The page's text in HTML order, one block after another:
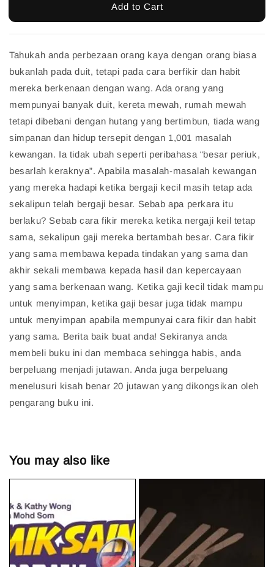
Add to Cart
Tahukah anda perbezaan orang kaya dengan orang biasa
bukanlah pada duit, tetapi pada cara berfikir dan habit
mereka berkenaan dengan wang. Ada orang yang
mempunyai banyak duit, kereta mewah, rumah mewah
tetapi dibebani dengan hutang yang bertimbun, tiada wang
simpanan dan hidup tersepit dengan 1,001 masalah
kewangan. Ia tidak ubah seperti peribahasa “besar periuk,
besarlah keraknya”. Apabila masalah-masalah kewangan
yang mereka hadapi ketika bergaji kecil masih tetap ada
sekalipun telah bergaji besar. Sebab apa perkara itu
berlaku? Sebab cara fikir mereka ketika nergaji keil tetap
sama, sekalipun gaji mereka bertambah besar. Cara fikir
yang sama membawa kepada tindakan yang sama dan
akhir sekali membawa kepada hasil dan kepercayaan
yang sama berkenaan wang. Ketika gaji kecil tidak mampu
untuk menyimpan, ketika gaji besar juga tidak mampu
untuk menyimpan apabila mempunyai cara fikir dan habit
yang sama. Berita baik buat anda! Sekiranya anda
membeli buku ini dan membaca sehingga habis, anda
berpeluang menjadi jutawan. Anda juga berpeluang
menelusuri kisah benar 20 jutawan yang dikongsikan oleh
pengarang buku ini.
You may also like